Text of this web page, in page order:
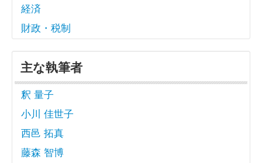
経済
財政・税制
主な執筆者
釈 量子
小川 佳世子
西邑 拓真
藤森 智博